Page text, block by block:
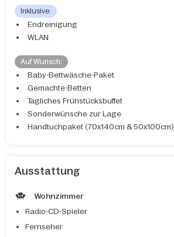
Inklusive:
Endreinigung
WLAN
Auf Wunsch:
Baby-Bettwäsche-Paket
Gemachte-Betten
Tägliches Frühstücksbuffet
Sonderwünsche zur Lage
Handtuchpaket (70x140cm & 50x100cm)
Ausstattung
Wohnzimmer
Radio-CD-Spieler
Fernseher